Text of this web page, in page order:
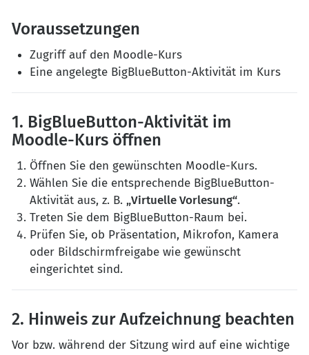
Voraussetzungen
Zugriff auf den Moodle-Kurs
Eine angelegte BigBlueButton-Aktivität im Kurs
1. BigBlueButton-Aktivität im
Moodle-Kurs öffnen
Öffnen Sie den gewünschten Moodle-Kurs.
Wählen Sie die entsprechende BigBlueButton-
Aktivität aus, z. B. „Virtuelle Vorlesung“.
Treten Sie dem BigBlueButton-Raum bei.
Prüfen Sie, ob Präsentation, Mikrofon, Kamera
oder Bildschirmfreigabe wie gewünscht
eingerichtet sind.
2. Hinweis zur Aufzeichnung beachten
Vor bzw. während der Sitzung wird auf eine wichtige